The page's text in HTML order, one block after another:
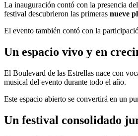
La inauguración contó con la presencia
festival descubrieron las primeras nueve
El evento también contó con la
Un espacio vivo y en
El Boulevard de las Estrellas nace con
musical del evento durante todo el año.
Este espacio abierto se convertirá en un
Un festival consolidado